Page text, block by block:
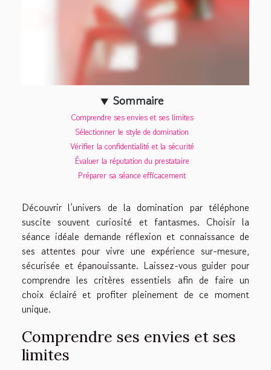
Sommaire
Comprendre ses envies et ses limites
Sélectionner le style de domination
Vérifier la confidentialité et la sécurité
Évaluer la réputation du prestataire
Préparer sa séance efficacement
Découvrir l’univers de la domination par téléphone
suscite souvent curiosité et fantasmes. Choisir la
séance idéale demande réflexion et connaissance de
ses attentes pour vivre une expérience sur-mesure,
sécurisée et épanouissante. Laissez-vous guider pour
comprendre les critères essentiels afin de faire un
choix éclairé et profiter pleinement de ce moment
unique.
Comprendre ses envies et ses
limites